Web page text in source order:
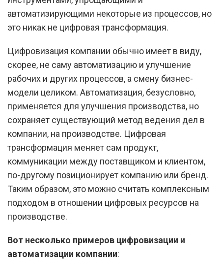
автоматизирующими некоторые из процессов, но
это никак не цифровая трансформация.
Цифровизация компании обычно имеет в виду,
скорее, не саму автоматизацию и улучшение
рабочих и других процессов, а смену бизнес-
модели целиком. Автоматизация, безусловно,
применяется для улучшения производства, но
сохраняет существующий метод ведения дел в
компании, на производстве. Цифровая
трансформация меняет сам продукт,
коммуникации между поставщиком и клиентом,
по-другому позиционирует компанию или бренд.
Таким образом, это можно считать комплексным
подходом в отношении цифровых ресурсов на
производстве.
Вот несколько примеров цифровизации и
автоматизации компании: